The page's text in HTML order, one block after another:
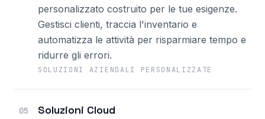
personalizzato costruito per le tue esigenze.
Gestisci clienti, traccia l'inventario e
automatizza le attività per risparmiare tempo e
ridurre gli errori.
SOLUZIONI AZIENDALI PERSONALIZZATE
05 Soluzioni Cloud